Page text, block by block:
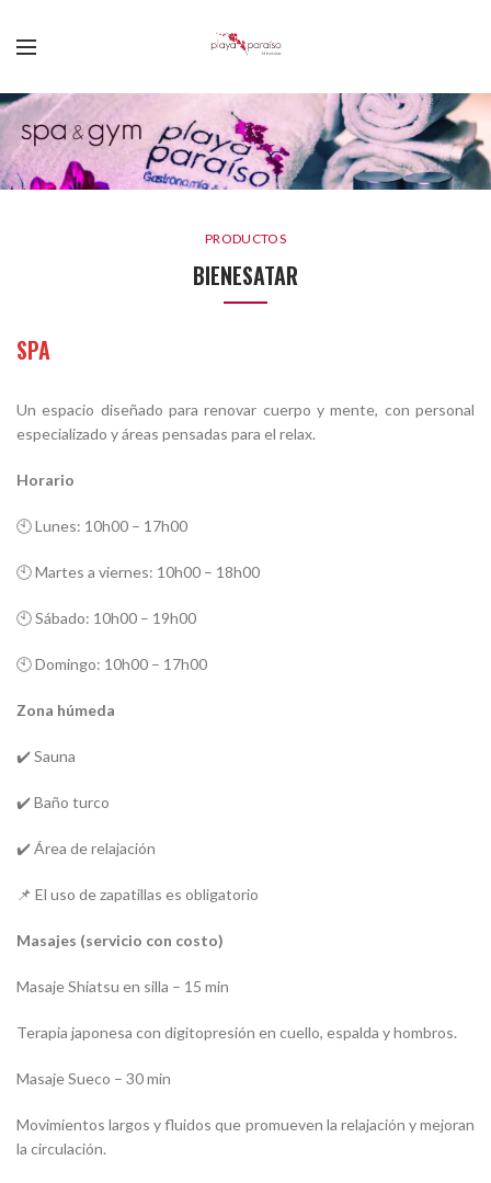
PRODUCTOS
BIENESATAR
SPA
Un espacio diseñado para renovar cuerpo y mente, con personal
especializado y áreas pensadas para el relax.
Horario
🕙 Lunes: 10h00 – 17h00
🕙 Martes a viernes: 10h00 – 18h00
🕙 Sábado: 10h00 – 19h00
🕙 Domingo: 10h00 – 17h00
Zona húmeda
✔️ Sauna
✔️ Baño turco
✔️ Área de relajación
📌 El uso de zapatillas es obligatorio
Masajes (servicio con costo)
Masaje Shiatsu en silla – 15 min
Terapia japonesa con digitopresión en cuello, espalda y hombros.
Masaje Sueco – 30 min
Movimientos largos y fluidos que promueven la relajación y mejoran
la circulación.